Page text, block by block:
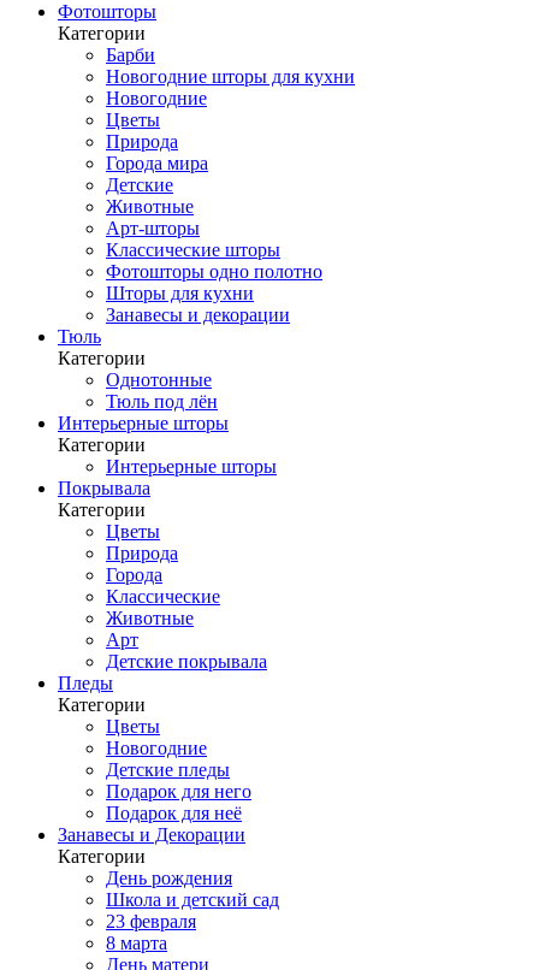
Фотошторы
Категории
Барби
Новогодние шторы для кухни
Новогодние
Цветы
Природа
Города мира
Детские
Животные
Арт-шторы
Классические шторы
Фотошторы одно полотно
Шторы для кухни
Занавесы и декорации
Тюль
Категории
Однотонные
Тюль под лён
Интерьерные шторы
Категории
Интерьерные шторы
Покрывала
Категории
Цветы
Природа
Города
Классические
Животные
Арт
Детские покрывала
Пледы
Категории
Цветы
Новогодние
Детские пледы
Подарок для него
Подарок для неё
Занавесы и Декорации
Категории
День рождения
Школа и детский сад
23 февраля
8 марта
День матери